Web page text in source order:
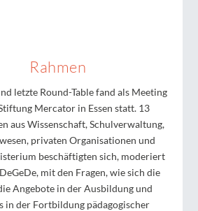
Rahmen
letzte Round-Table fand als Meeting
Mercator in Essen statt. 13
aus Wissenschaft, Schulverwaltung,
privaten Organisationen und
beschäftigten sich, moderiert
mit den Fragen, wie sich die
Angebote in der Ausbildung und
in der Fortbildung pädagogischer